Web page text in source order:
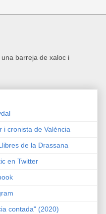
barreja de xaloc i
i cronista de València
de la Drassana
en Twitter
contada" (2020)